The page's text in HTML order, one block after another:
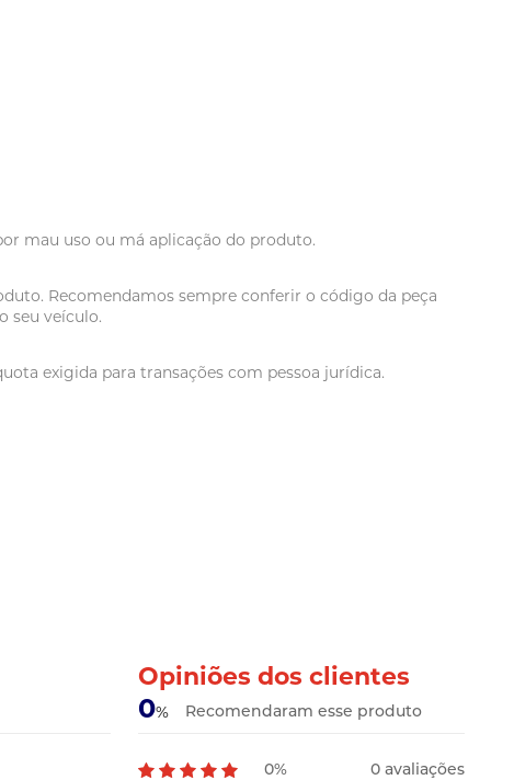
mau uso ou má aplicação do produto.
Recomendamos sempre conferir o código da peça
seu veículo.
exigida para transações com pessoa jurídica.
Opiniões dos clientes
0% Recomendaram esse produto
0% 0 avaliações